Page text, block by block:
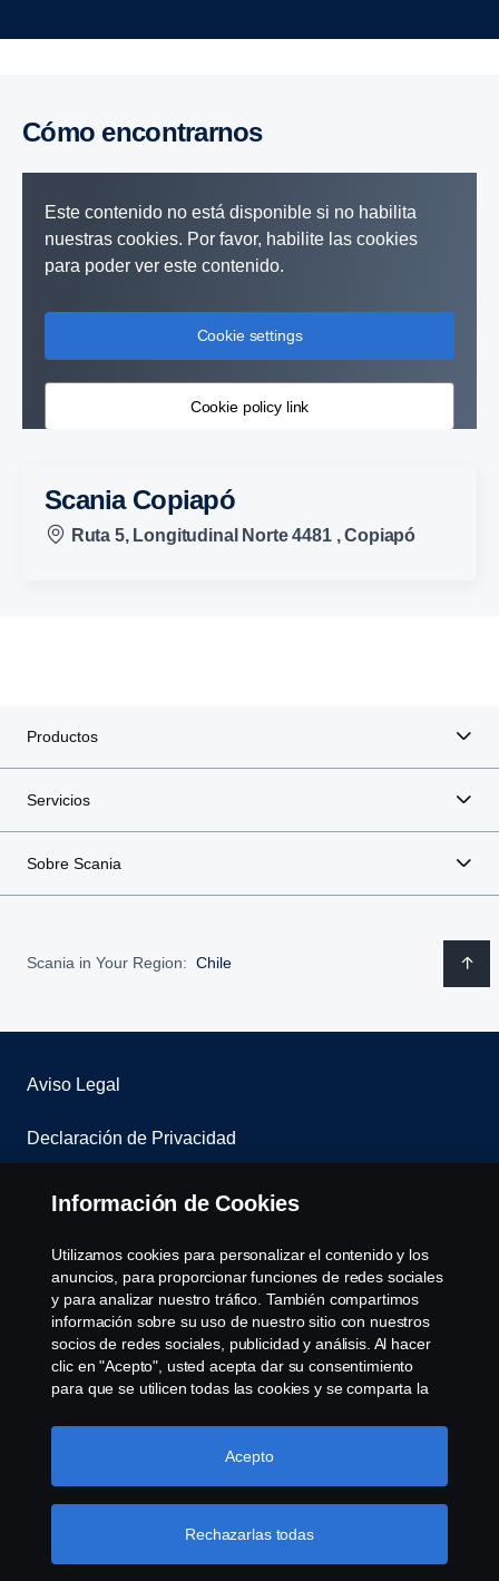
Cómo encontrarnos
Este contenido no está disponible si no habilita
nuestras cookies. Por favor, habilite las cookies
para poder ver este contenido.
Cookie settings
Cookie policy link
Scania Copiapó
Ruta 5, Longitudinal Norte 4481 , Copiapó
Productos
Servicios
Sobre Scania
Scania in Your Region: Chile
Aviso Legal
Declaración de Privacidad
Contáctenos
Sistema de denuncias
Política de Cookies
Cookie settings
© Copyright Scania 2026 All rights reserved. Scania
CV AB (publ), SE-151 87 Södertälje, Sweden, Tel:
Información de Cookies
Utilizamos cookies para personalizar el contenido y los
anuncios, para proporcionar funciones de redes sociales
y para analizar nuestro tráfico. También compartimos
información sobre su uso de nuestro sitio con nuestros
socios de redes sociales, publicidad y análisis. Al hacer
clic en "Acepto", usted acepta dar su consentimiento
para que se utilicen todas las cookies y se comparta la
haciendo clic en "Configuración de cookies" y
seleccionando las categorías que desea aceptar. Para
Más información sobre su privacidad
Rechazarlas todas
Acepto